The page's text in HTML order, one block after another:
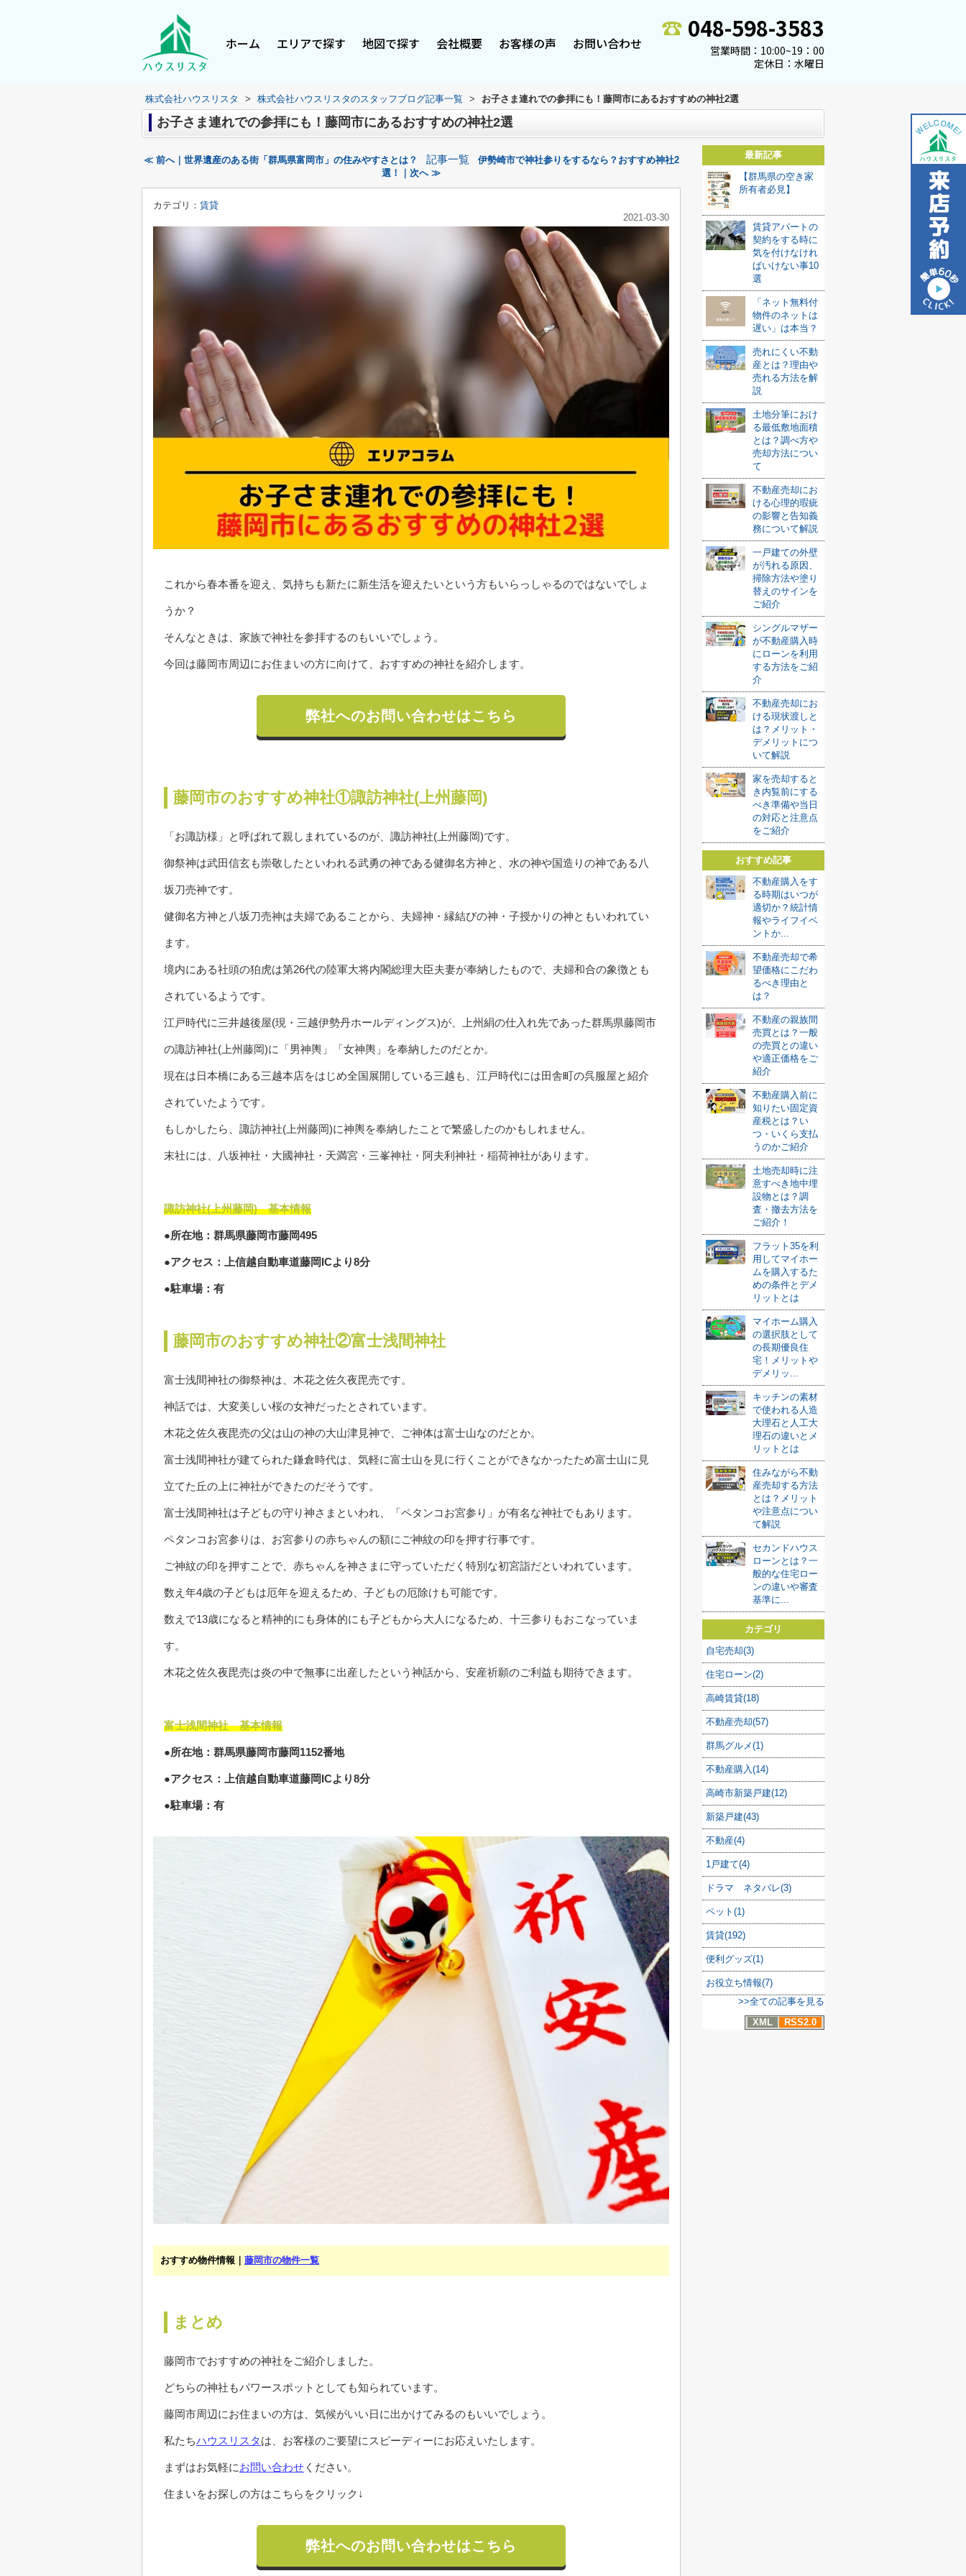
ホーム エリアで探す 地図で探す 会社概要 お客様の声 お問い合わせ
048-598-3583
営業時間：10:00~19：00
定休日：水曜日
株式会社ハウスリスタ > 株式会社ハウスリスタのスタッフブログ記事一覧 > お子さま連れでの参拝にも！藤岡市にあるおすすめの神社2選
お子さま連れでの参拝にも！藤岡市にあるおすすめの神社2選
≪ 前へ｜世界遺産のある街「群馬県富岡市」の住みやすさとは？ 記事一覧
伊勢崎市で神社参りをするなら？おすすめ神社2
選！｜次へ ≫
カテゴリ： 賃貸
2021-03-30
これから春本番を迎え、気持ちも新たに新生活を迎えたいという方もいらっしゃるのではないでしょ
うか？
そんなときは、家族で神社を参拝するのもいいでしょう。
今回は藤岡市周辺にお住まいの方に向けて、おすすめの神社を紹介します。
弊社へのお問い合わせはこちら
藤岡市のおすすめ神社①諏訪神社(上州藤岡)
「お諏訪様」と呼ばれて親しまれているのが、諏訪神社(上州藤岡)です。
御祭神は武田信玄も崇敬したといわれる武勇の神である健御名方神と、水の神や国造りの神である八
坂刀売神です。
健御名方神と八坂刀売神は夫婦であることから、夫婦神・縁結びの神・子授かりの神ともいわれてい
ます。
境内にある社頭の狛虎は第26代の陸軍大将内閣総理大臣夫妻が奉納したもので、夫婦和合の象徴とも
されているようです。
江戸時代に三井越後屋(現・三越伊勢丹ホールディングス)が、上州絹の仕入れ先であった群馬県藤岡市
の諏訪神社(上州藤岡)に「男神輿」「女神輿」を奉納したのだとか。
現在は日本橋にある三越本店をはじめ全国展開している三越も、江戸時代には田舎町の呉服屋と紹介
されていたようです。
もしかしたら、諏訪神社(上州藤岡)に神輿を奉納したことで繁盛したのかもしれません。
末社には、八坂神社・大國神社・天満宮・三峯神社・阿夫利神社・稲荷神社があります。
諏訪神社(上州藤岡) 基本情報
●所在地：群馬県藤岡市藤岡495
●アクセス：上信越自動車道藤岡ICより8分
●駐車場：有
藤岡市のおすすめ神社②富士浅間神社
富士浅間神社の御祭神は、木花之佐久夜毘売です。
神話では、大変美しい桜の女神だったとされています。
木花之佐久夜毘売の父は山の神の大山津見神で、ご神体は富士山なのだとか。
富士浅間神社が建てられた鎌倉時代は、気軽に富士山を見に行くことができなかったため富士山に見
立てた丘の上に神社ができたのだそうです。
富士浅間神社は子どもの守り神さまといわれ、「ペタンコお宮参り」が有名な神社でもあります。
ペタンコお宮参りは、お宮参りの赤ちゃんの額にご神紋の印を押す行事です。
ご神紋の印を押すことで、赤ちゃんを神さまに守っていただく特別な初宮詣だといわれています。
数え年4歳の子どもは厄年を迎えるため、子どもの厄除けも可能です。
数えで13歳になると精神的にも身体的にも子どもから大人になるため、十三参りもおこなっていま
す。
木花之佐久夜毘売は炎の中で無事に出産したという神話から、安産祈願のご利益も期待できます。
富士浅間神社 基本情報
●所在地：群馬県藤岡市藤岡1152番地
●アクセス：上信越自動車道藤岡ICより8分
●駐車場：有
おすすめ物件情報｜ 藤岡市の物件一覧
まとめ
藤岡市でおすすめの神社をご紹介しました。
どちらの神社もパワースポットとしても知られています。
藤岡市周辺にお住まいの方は、気候がいい日に出かけてみるのもいいでしょう。
私たちハウスリスタは、お客様のご要望にスピーディーにお応えいたします。
まずはお気軽にお問い合わせ ください。
住まいをお探しの方はこちらをクリック↓
弊社へのお問い合わせはこちら
最新記事
【群馬県の空き家
所有者必見】
賃貸アパートの
契約をする時に
気を付けなけれ
ばいけない事10
選
「ネット無料付
物件のネットは
遅い」は本当？
売れにくい不動
産とは？理由や
売れる方法を解
説
土地分筆におけ
る最低敷地面積
とは？調べ方や
売却方法につい
て
不動産売却にお
ける心理的瑕疵
の影響と告知義
務について解説
一戸建ての外壁
が汚れる原因、
掃除方法や塗り
替えのサインを
ご紹介
シングルマザー
が不動産購入時
にローンを利用
する方法をご紹
介
不動産売却にお
ける現状渡しと
は？メリット・
デメリットにつ
いて解説
家を売却すると
き内覧前にする
べき準備や当日
の対応と注意点
をご紹介
おすすめ記事
不動産購入をす
る時期はいつが
適切か？統計情
報やライフイベ
ントか...
不動産売却で希
望価格にこだわ
るべき理由と
は？
不動産の親族間
売買とは？一般
の売買との違い
や適正価格をご
紹介
不動産購入前に
知りたい固定資
産税とは？い
つ・いくら支払
うのかご紹介
土地売却時に注
意すべき地中埋
設物とは？調
査・撤去方法を
ご紹介！
フラット35を利
用してマイホー
ムを購入するた
めの条件とデメ
リットとは
マイホーム購入
の選択肢として
の長期優良住
宅！メリットや
デメリッ...
キッチンの素材
で使われる人造
大理石と人工大
理石の違いとメ
リットとは
住みながら不動
産売却する方法
とは？メリット
や注意点につい
て解説
セカンドハウス
ローンとは？一
般的な住宅ロー
ンの違いや審査
基準に...
カテゴリ
自宅売却(3)
住宅ローン(2)
高崎賃貸(18)
不動産売却(57)
群馬グルメ(1)
不動産購入(14)
高崎市新築戸建(12)
新築戸建(43)
不動産(4)
1戸建て(4)
ドラマ ネタバレ(3)
ペット(1)
賃貸(192)
便利グッズ(1)
お役立ち情報(7)
>>全ての記事を見る
XML
RSS2.0